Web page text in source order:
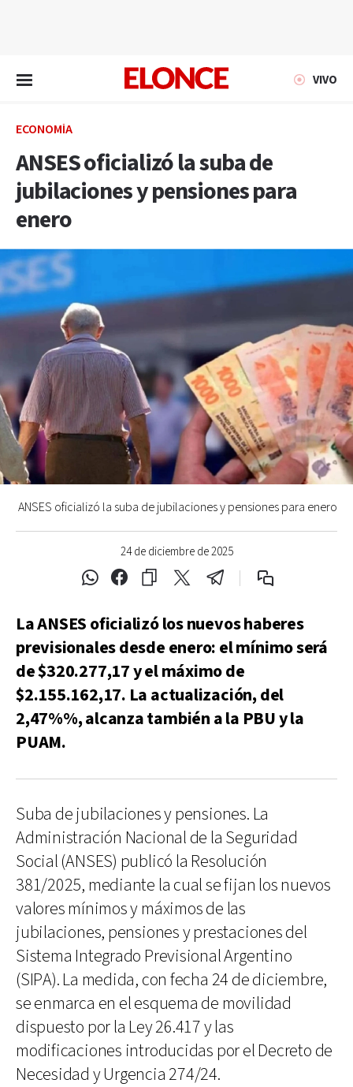
VIVO
ECONOMÍA
ANSES oficializó la suba de
jubilaciones y pensiones para
enero
24 de diciembre de 2025
ANSES oficializó la suba de jubilaciones y pensiones para enero
La ANSES oficializó los nuevos haberes
previsionales desde enero: el mínimo será
de $320.277,17 y el máximo de
$2.155.162,17. La actualización, del
2,47%%, alcanza también a la PBU y la
PUAM.
Suba de jubilaciones y pensiones. La
Administración Nacional de la Seguridad
Social (ANSES) publicó la Resolución
381/2025, mediante la cual se fijan los nuevos
valores mínimos y máximos de las
jubilaciones, pensiones y prestaciones del
Sistema Integrado Previsional Argentino
(SIPA). La medida, con fecha 24 de diciembre,
se enmarca en el esquema de movilidad
dispuesto por la Ley 26.417 y las
modificaciones introducidas por el Decreto de
Necesidad y Urgencia 274/24.